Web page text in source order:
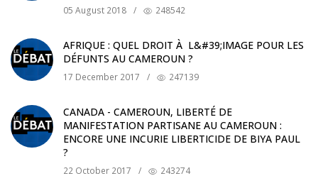
05 August 2018 / 248542
AFRIQUE : QUEL DROIT À L&#39;IMAGE POUR LES
DÉFUNTS AU CAMEROUN ?
17 December 2017 / 247139
CANADA - CAMEROUN, LIBERTÉ DE
MANIFESTATION PARTISANE AU CAMEROUN :
ENCORE UNE INCURIE LIBERTICIDE DE BIYA PAUL
?
22 October 2017 / 243274